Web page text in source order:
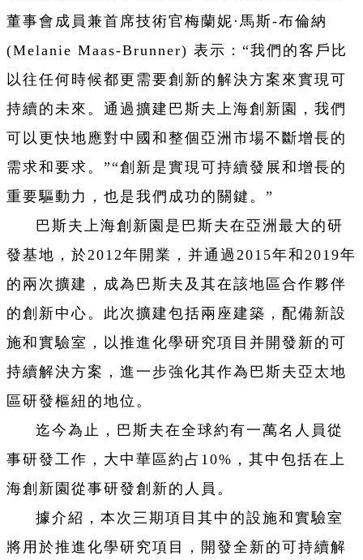
董事會成員兼首席技術官梅蘭妮·馬斯-布倫納
(Melanie Maas-Brunner) 表示：“我們的客戶比
以往任何時候都更需要創新的解決方案來實現可
持續的未來。通過擴建巴斯夫上海創新園，我們
可以更快地應對中國和整個亞洲市場不斷增長的
需求和要求。”“創新是實現可持續發展和增長的
重要驅動力，也是我們成功的關鍵。”
巴斯夫上海創新園是巴斯夫在亞洲最大的研
發基地，於2012年開業，并通過2015年和2019年
的兩次擴建，成為巴斯夫及其在該地區合作夥伴
的創新中心。此次擴建包括兩座建築，配備新設
施和實驗室，以推進化學研究項目并開發新的可
持續解決方案，進一步強化其作為巴斯夫亞太地
區研發樞紐的地位。
迄今為止，巴斯夫在全球約有一萬名人員從
事研發工作，大中華區約占10%，其中包括在上
海創新園從事研發創新的人員。
據介紹，本次三期項目其中的設施和實驗室
將用於推進化學研究項目，開發全新的可持續解